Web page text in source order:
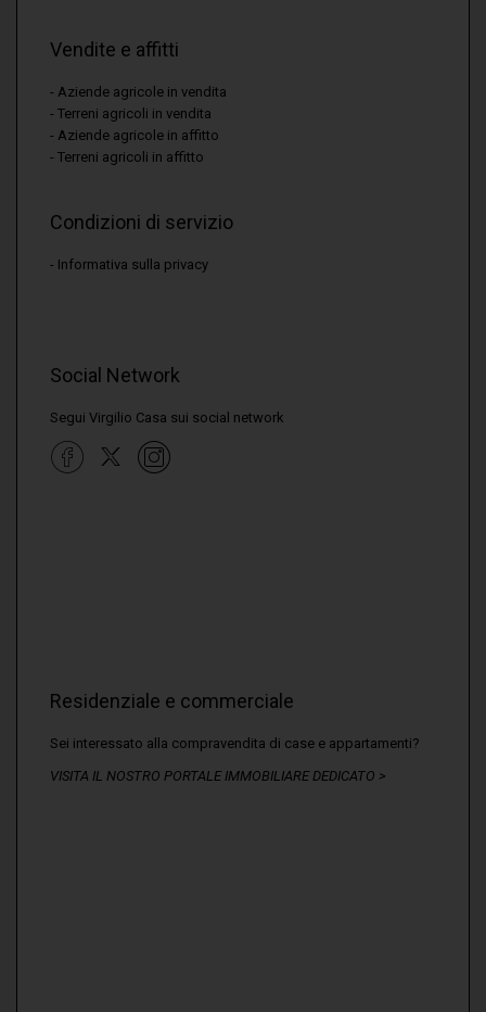
Vendite e affitti
Aziende agricole in vendita
Terreni agricoli in vendita
Aziende agricole in affitto
Terreni agricoli in affitto
Condizioni di servizio
Informativa sulla privacy
Social Network
Segui Virgilio Casa sui social network
Residenziale e commerciale
Sei interessato alla compravendita di case e appartamenti?
VISITA IL NOSTRO PORTALE IMMOBILIARE DEDICATO >